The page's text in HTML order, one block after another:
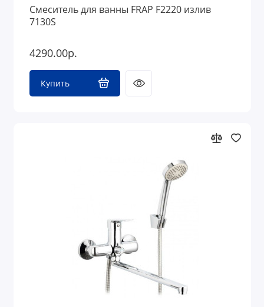
Смеситель для ванны FRAP F2220 излив
7130S
4290.00р.
Купить